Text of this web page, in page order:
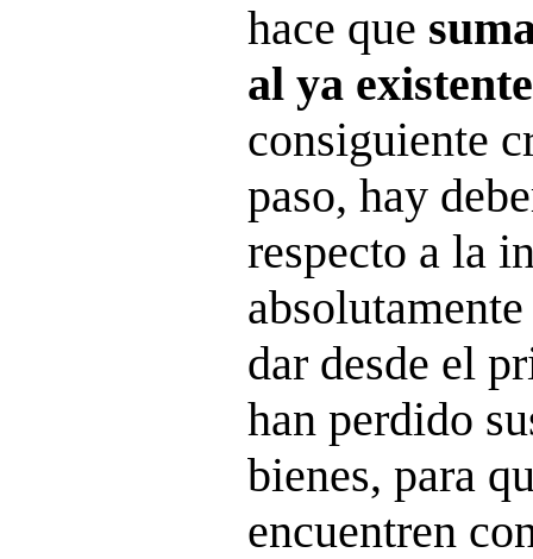
hace que
al ya
consiguiente
paso, hay
respecto a la
dar desde el
han perdido
bienes, para
encuentren